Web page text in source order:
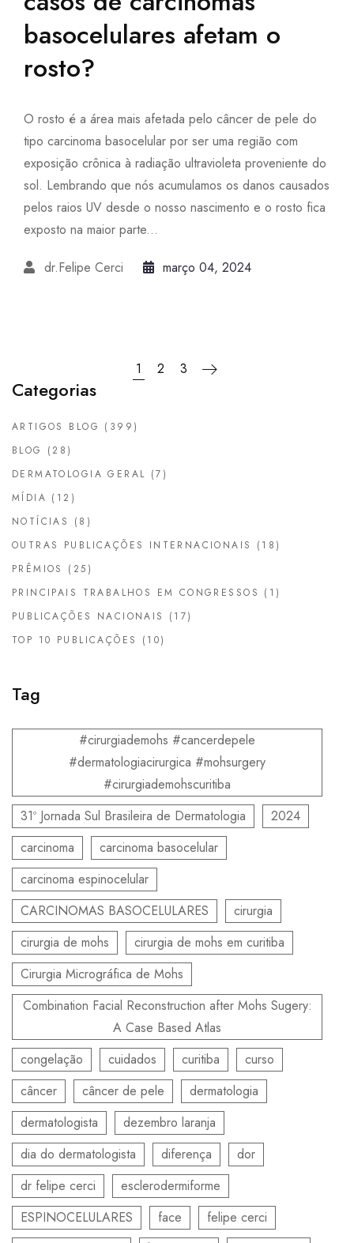
basocelulares afetam o
rosto?
O rosto é a área mais afetada pelo câncer de pele do
tipo carcinoma basocelular por ser uma região com
exposição crônica à radiação ultravioleta proveniente do
sol. Lembrando que nós acumulamos os danos causados
pelos raios UV desde o nosso nascimento e o rosto fica
exposto na maior parte...
dr.Felipe Cerci março 04, 2024
1 2 3
Categorias
ARTIGOS BLOG (399)
BLOG
(28)
DERMATOLOGIA GERAL (7)
MÍDIA (12)
NOTÍCIAS
(8)
OUTRAS PUBLICAÇÕES INTERNACIONAIS
(18)
PRÊMIOS
(25)
PRINCIPAIS TRABALHOS EM CONGRESSOS (1)
PUBLICAÇÕES NACIONAIS
(17)
TOP 10 PUBLICAÇÕES
(10)
Tag
#cirurgiademohs #cancerdepele
#dermatologiacirurgica #mohsurgery
#cirurgiademohscuritiba
31º Jornada Sul Brasileira de Dermatologia
2024
carcinoma
carcinoma basocelular
carcinoma espinocelular
CARCINOMAS BASOCELULARES
cirurgia
cirurgia de mohs
cirurgia de mohs em curitiba
Cirurgia Micrográfica de Mohs
Combination Facial Reconstruction after Mohs Sugery:
A Case Based Atlas
congelação
cuidados curitiba
curso
câncer
câncer de pele
dermatologia
dermatologista
dezembro laranja
dia do dermatologista
diferença
dor
dr felipe cerci
esclerodermiforme
ESPINOCELULARES
face
felipe cerci